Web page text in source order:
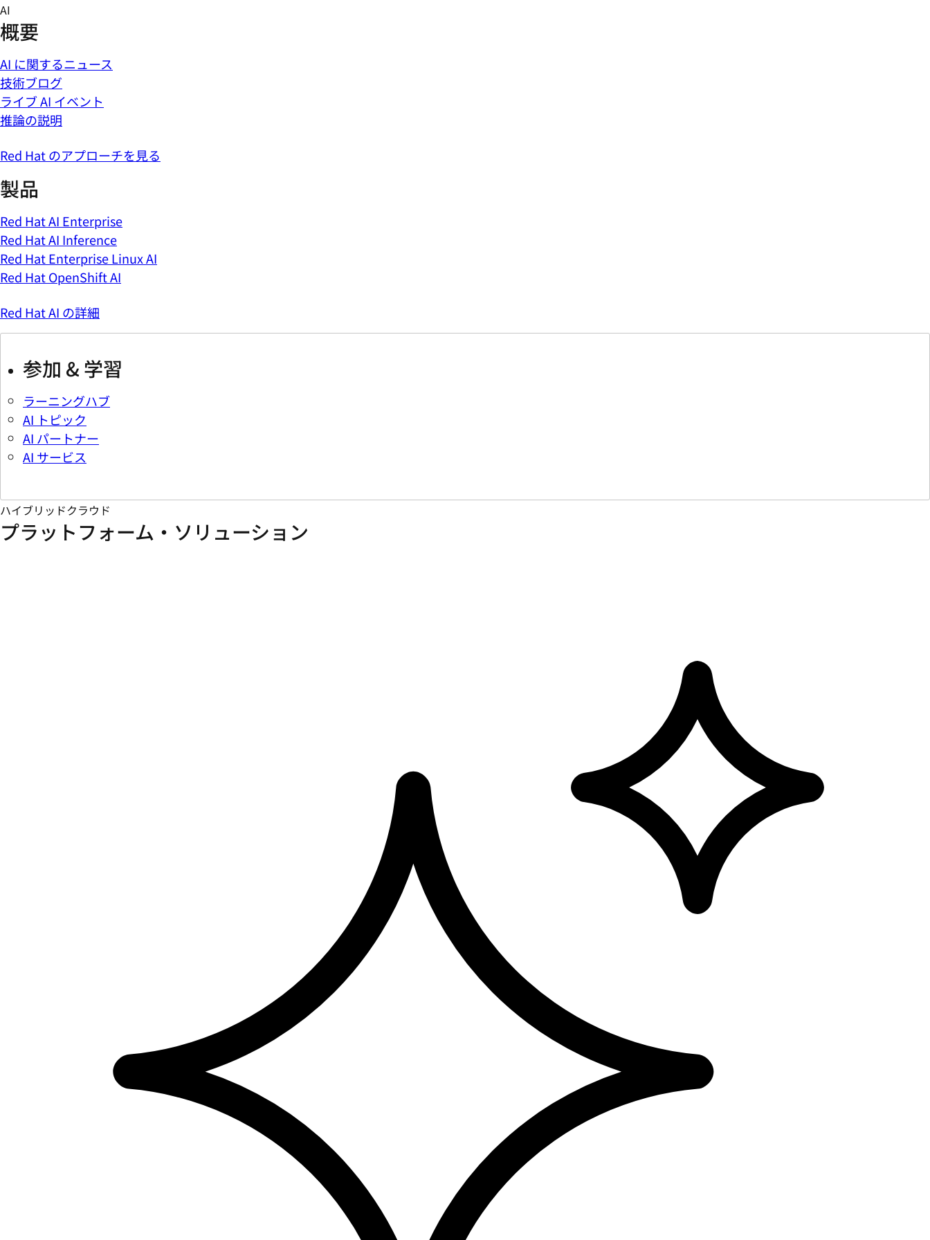
Skip
to
content
AI
概要
AI に関するニュース
技術ブログ
ライブ AI イベント
推論の説明
Red Hat のアプローチを見る
製品
Red Hat AI Enterprise
Red Hat AI Inference
Red Hat Enterprise Linux AI
Red Hat OpenShift AI
Red Hat AI の詳細
参加 & 学習
ラーニングハブ
AI トピック
AI パートナー
AI サービス
ハイブリッドクラウド
プラットフォーム・ソリューション